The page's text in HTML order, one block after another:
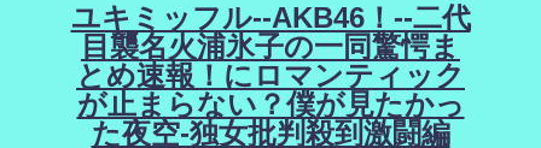
ユキミッフル--AKB46！--二代
目襲名火浦氷子の一同驚愕ま
とめ速報！にロマンティック
が止まらない？僕が見たかっ
た夜空-独女批判殺到激闘編